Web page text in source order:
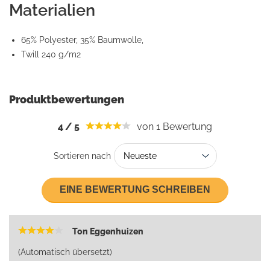
Materialien
65% Polyester, 35% Baumwolle,
Twill 240 g/m2
Produktbewertungen
4/ 5 von 1 Bewertung
Sortieren nach
EINE BEWERTUNG SCHREIBEN
Ton Eggenhuizen
(Automatisch übersetzt)